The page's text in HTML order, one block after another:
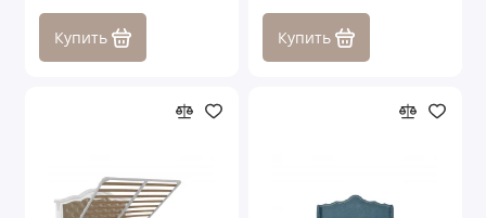
Купить Купить